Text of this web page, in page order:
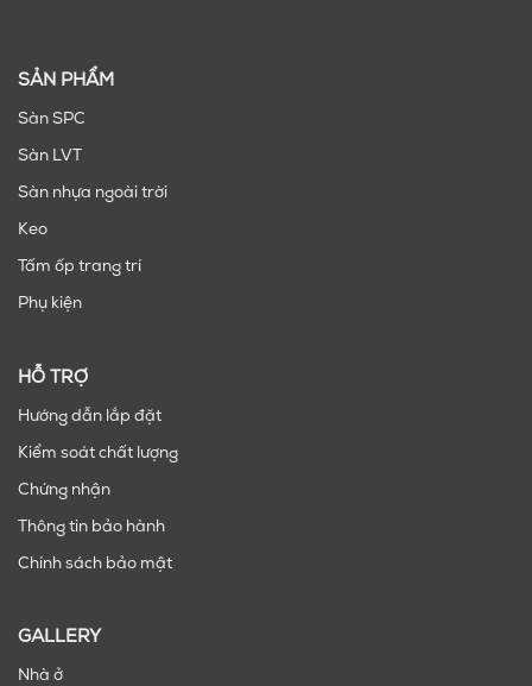
SẢN PHẨM
Sàn SPC
Sàn LVT
Sàn nhựa ngoài trời
Keo
Tấm ốp trang trí
Phụ kiện
HỖ TRỢ
Hướng dẫn lắp đặt
Kiểm soát chất lượng
Chứng nhận
Thông tin bảo hành
Chính sách bảo mật
GALLERY
Nhà ở